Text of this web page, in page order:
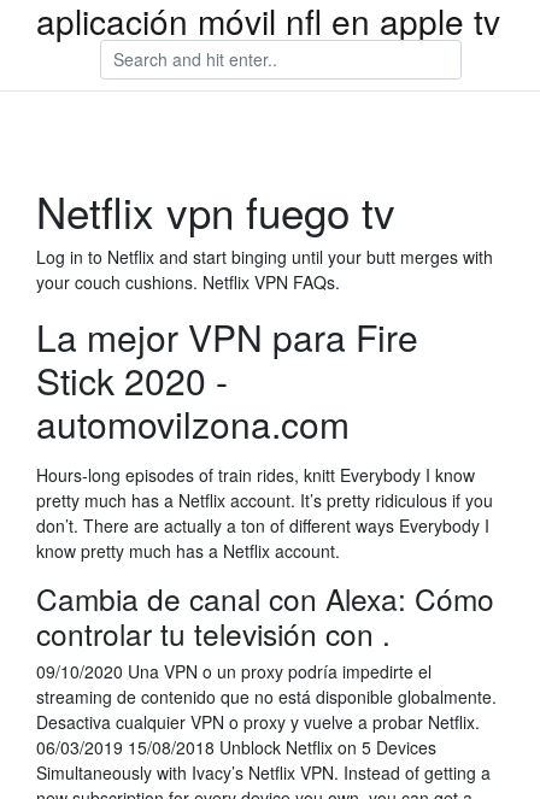
aplicación móvil nfl en apple tv
Netflix vpn fuego tv
Log in to Netflix and start binging until your butt merges with
your couch cushions. Netflix VPN FAQs.
La mejor VPN para Fire
Stick 2020 -
automovilzona.com
Hours-long episodes of train rides, knitt Everybody I know
pretty much has a Netflix account. It’s pretty ridiculous if you
don’t. There are actually a ton of different ways Everybody I
know pretty much has a Netflix account.
Cambia de canal con Alexa: Cómo
controlar tu televisión con .
09/10/2020 Una VPN o un proxy podría impedirte el
streaming de contenido que no está disponible globalmente.
Desactiva cualquier VPN o proxy y vuelve a probar Netflix.
06/03/2019 15/08/2018 Unblock Netflix on 5 Devices
Simultaneously with Ivacy’s Netflix VPN. Instead of getting a